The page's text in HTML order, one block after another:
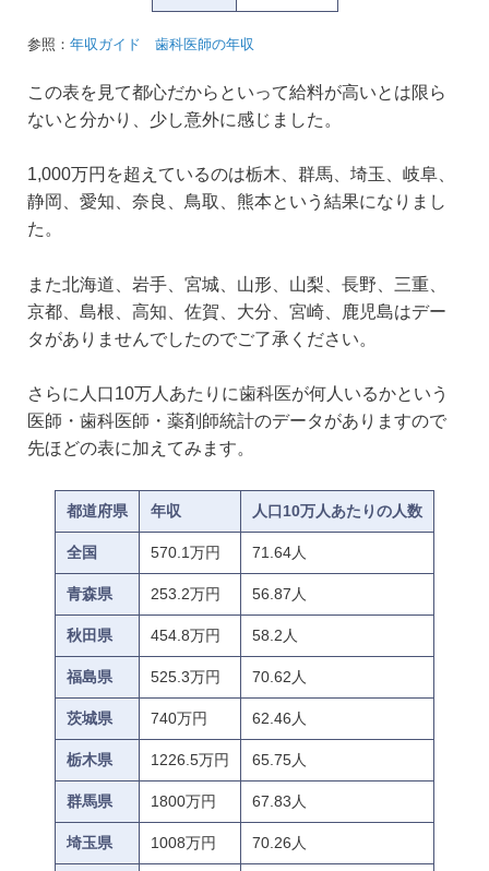
参照： 年収ガイド 歯科医師の年収
この表を見て都心だからといって給料が高いとは限ら
ないと分かり、少し意外に感じました。
1,000万円を超えているのは栃木、群馬、埼玉、岐阜、
静岡、愛知、奈良、鳥取、熊本という結果になりまし
た。
また北海道、岩手、宮城、山形、山梨、長野、三重、
京都、島根、高知、佐賀、大分、宮崎、鹿児島はデー
タがありませんでしたのでご了承ください。
さらに人口10万人あたりに歯科医が何人いるかという
医師・歯科医師・薬剤師統計のデータがありますので
先ほどの表に加えてみます。
都道府県 年収 人口10万人あたりの人数
全国 570.1万円 71.64人
青森県 253.2万円 56.87人
秋田県 454.8万円 58.2人
福島県 525.3万円 70.62人
茨城県 740万円 62.46人
栃木県 1226.5万円 65.75人
群馬県 1800万円 67.83人
埼玉県 1008万円 70.26人